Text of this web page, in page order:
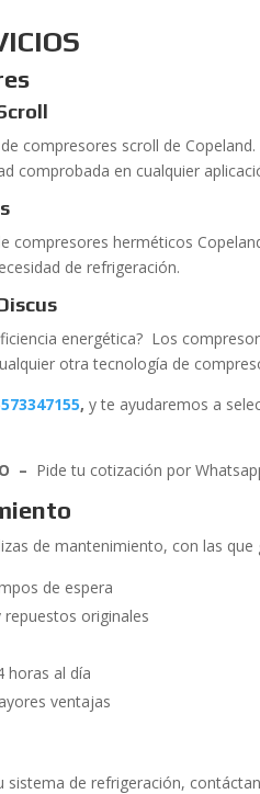
compresores scroll de
comprobada en cualquier
compresores herméticos
de refrigeración.
energética? Los
otra tecnología de
,y te ayudaremos a
– Pide tu cotización por
de mantenimiento, con las que
de espera
originales
horas al día
ventajas
sistema de refrigeración,